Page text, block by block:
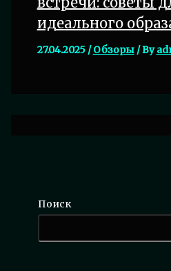
идеального
27.04.2025 /Обзоры/ By
Поиск